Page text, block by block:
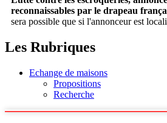
reconnaissables par le drapeau
sera possible que si l'annonceur est
Les Rubriques
Echange de maisons
Propositions
Recherche